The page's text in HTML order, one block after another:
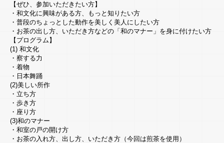
【ぜひ、参加いただきたい方】
・和文化に興味がある方、もっと知りたい方
・普段のちょっとした動作を美しく美人にしたい方
・お茶の出し方、いただき方などの「和のマナー」を身に付けたい方
【プログラム】
(1) 和文化
・察する力
・着物
・日本舞踊
(2)美しい所作
・立ち方
・歩き方
・座り方
(3)和のマナー
・和室の戸の開け方
・お茶の入れ方、出し方、いただき方（今回は煎茶を使用）